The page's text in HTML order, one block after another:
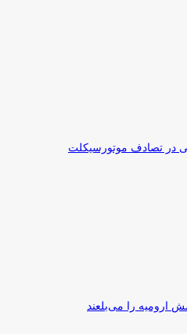
در تصادف موتورسیکلت
ارومیه را می‌بلعند